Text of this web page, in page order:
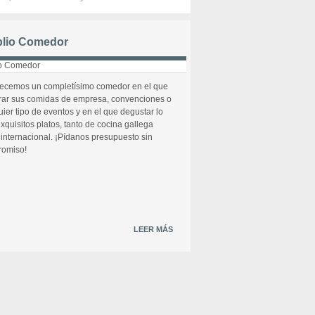
Comedor
un completísimo comedor en el que
sus comidas de empresa, convenciones o
tipo de eventos y en el que degustar lo
platos, tanto de cocina gallega
¡Pídanos presupuesto sin
LEER MÁS